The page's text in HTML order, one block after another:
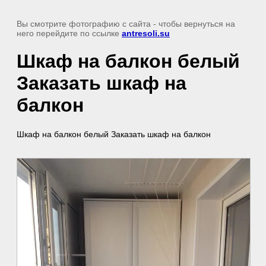
Вы смотрите фотографию с сайта - чтобы вернуться на
него перейдите по ссылке antresoli.su
Шкаф на балкон белый
Заказать шкаф на
балкон
Шкаф на балкон белый Заказать шкаф на балкон